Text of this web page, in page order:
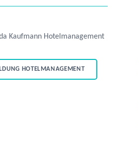
HOTELMANAGEMENT